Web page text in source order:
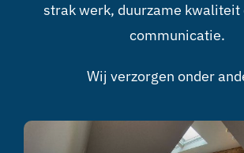
strak werk, duurzame kwaliteit
communicatie.
Wij verzorgen onder